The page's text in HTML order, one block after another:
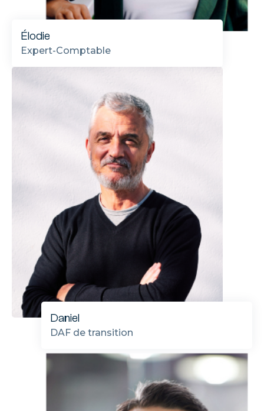
Élodie
Expert-Comptable
Daniel
DAF de transition